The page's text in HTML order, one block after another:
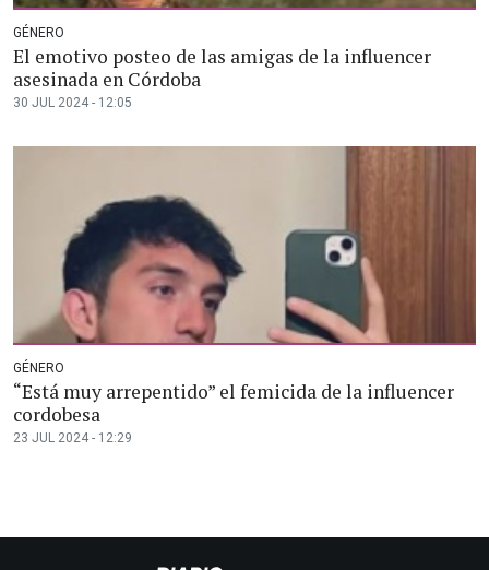
GÉNERO
El emotivo posteo de las amigas de la influencer
asesinada en Córdoba
30 JUL 2024 - 12:05
GÉNERO
“Está muy arrepentido” el femicida de la influencer
cordobesa
23 JUL 2024 - 12:29